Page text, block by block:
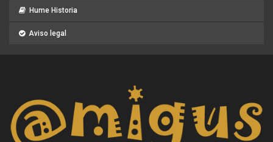
Hume Historia
Aviso legal